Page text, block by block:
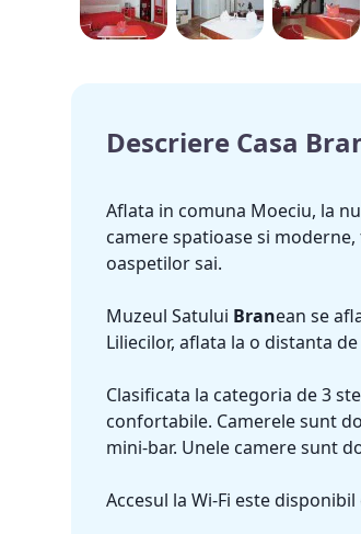
Descriere Casa
Aflata in comuna Moeciu, la
camere spatioase si
oaspetilor sai.
Muzeul Satului Branean se
Liliecilor, aflata la o distanta
Clasificata la categoria de 3
confortabile. Camerele sunt
mini-bar. Unele camere sunt
Accesul la Wi-Fi este